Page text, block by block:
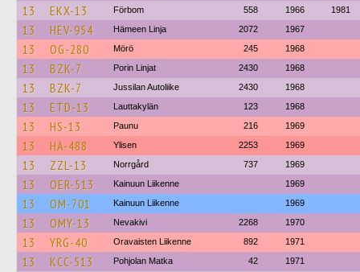
13 EKX-13 Förbom 558 1966 1981
13 HEV-954 Hämeen Linja 2072 1967
13 OG-280 Mörö 245 1968
13 BZK-7 Porin Linjat 2430 1968
13 BZK-7 Jussilan Autoliike 2430 1968
13 ETD-13 Lauttakylän 123 1968
13 HS-13 Paunu 216 1969
13 HA-488 Ylisen 2253 1969
13 ZZL-13 Norrgård 737 1969
13 OER-513 Kainuun Liikenne 1969
13 OM-701 Kainuun Liikenne 1969
13 OMY-13 Nevakivi 2268 1970
13 YRG-40 Oravaisten Liikenne 892 1971
13 KCC-513 Pohjolan Matka 42 1971